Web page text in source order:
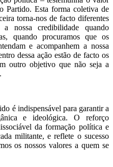
Partido. Esta forma coletiva de
torna-nos de facto diferentes
nossa credibilidade quando
quando procuramos que os
e acompanhem a nossa
dessa ação estão de facto os
outro objetivo que não seja a
é indispensável para garantir a
e ideológica. O reforço
da formação política e
militante, e reflete o sucesso
os nossos valores a quem se